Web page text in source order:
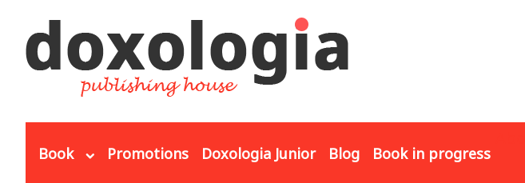
Book Promotions Doxologia Junior Blog Book in progress